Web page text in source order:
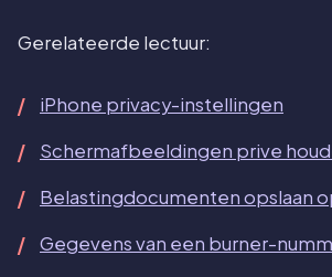
Gerelateerde lectuur:
iPhone privacy-instellingen
Schermafbeeldingen prive
Belastingdocumenten opslaan
Gegevens van een burner-